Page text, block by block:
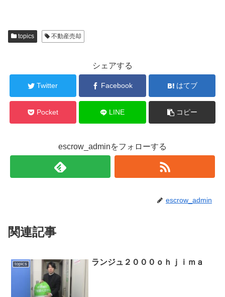
topics 不動産売却
シェアする
Twitter Facebook はてブ
Pocket LINE コピー
escrow_adminをフォローする
escrow_admin
関連記事
topics ランジュ２０００ｏｈｊｉｍａ